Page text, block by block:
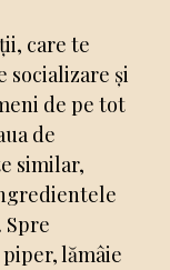
care te
socializare și
de pe tot
de
similar,
Spre
lămâie